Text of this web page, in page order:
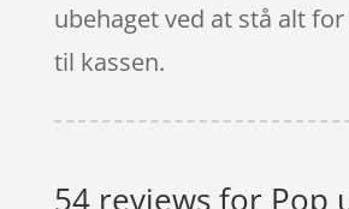
ubehaget ved at stå alt
til kassen.
54 reviews for Pop